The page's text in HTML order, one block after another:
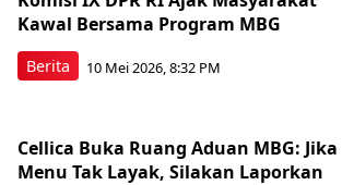
Berita
Kawal Bersama Program MBG
10 Mei 2026, 8:32 PM
Cellica Buka Ruang Aduan MBG: Jika
Menu Tak Layak, Silakan Laporkan